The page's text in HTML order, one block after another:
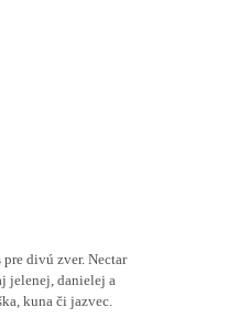
divú zver. Nectar
jelenej, danielej a
kuna či jazvec.